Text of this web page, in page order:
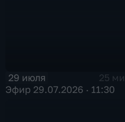
29 июля
25
Эфир 29.07.2026 · 11:30